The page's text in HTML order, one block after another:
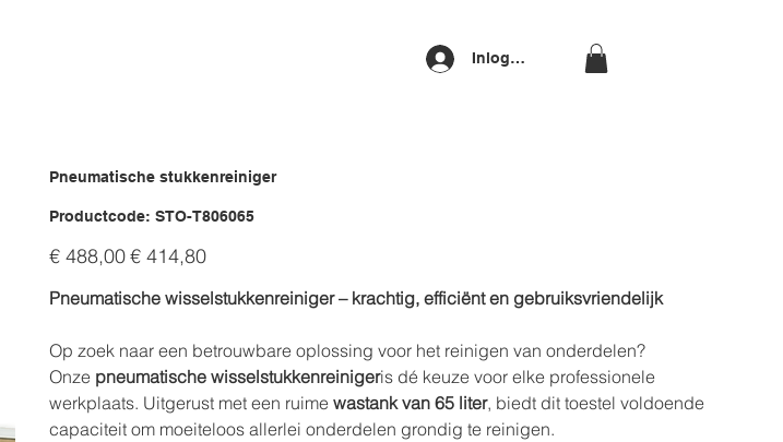
Inloggen
Pneumatische stukkenreiniger
Productcode: Productcode
STO-
STO-T806065
Originele
prijs
€ 488,00 Verkoopprijs
€ 414,80
Pneumatische wisselstukkenreiniger – krachtig, efficiënt en gebruiksvriendelijk
Op zoek naar een betrouwbare oplossing voor het reinigen van onderdelen?
Onze pneumatische wisselstukkenreinigeris dé keuze voor elke professionele
werkplaats. Uitgerust met een ruime wastank van 65 liter, biedt dit toestel voldoende
capaciteit om moeiteloos allerlei onderdelen grondig te reinigen.